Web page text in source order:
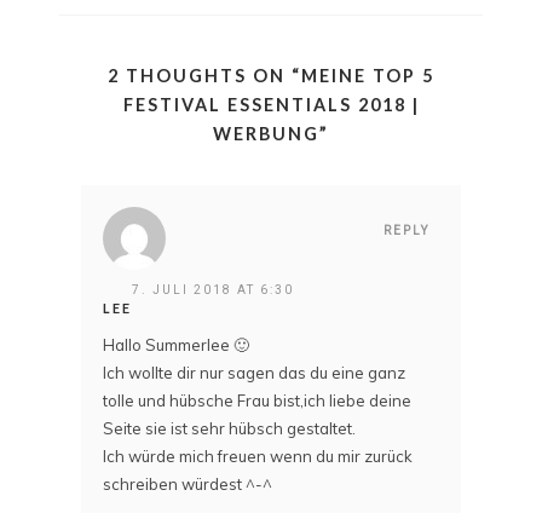
2 THOUGHTS ON “MEINE TOP 5
FESTIVAL ESSENTIALS 2018 |
WERBUNG”
REPLY
LEE
7. JULI 2018 AT 6:30
Hallo Summerlee 🙂
Ich wollte dir nur sagen das du eine ganz
tolle und hübsche Frau bist,ich liebe deine
Seite sie ist sehr hübsch gestaltet.
Ich würde mich freuen wenn du mir zurück
schreiben würdest ^-^